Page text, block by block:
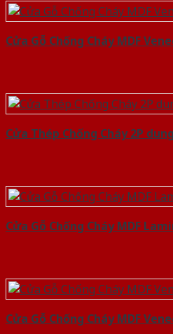
Cửa Gỗ Chống Cháy MDF
Cửa Thép Chống Cháy 2P
Cửa Gỗ Chống Cháy MDF
Cửa Gỗ Chống Cháy MDF